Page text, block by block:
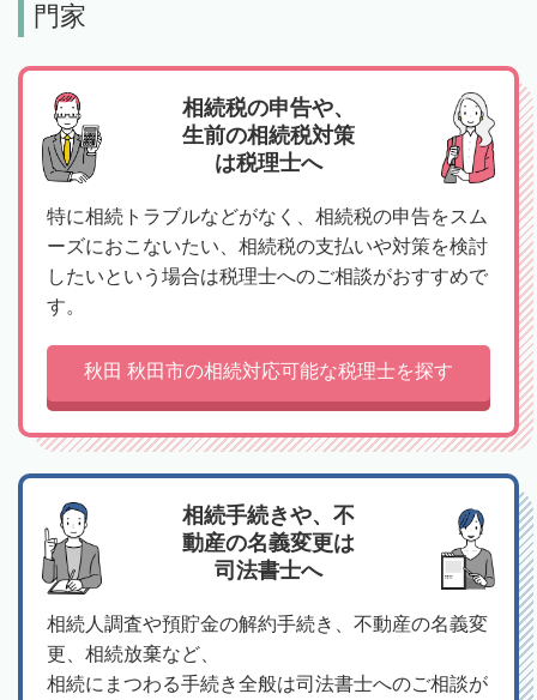
門家
相続税の申告や、
生前の相続税対策
は税理士へ
特に相続トラブルなどがなく、相続税の申告をスム
ーズにおこないたい、相続税の支払いや対策を検討
したいという場合は税理士へのご相談がおすすめで
す。
秋田 秋田市の相続対応可能な税理士を探す
相続手続きや、不
動産の名義変更は
司法書士へ
相続人調査や預貯金の解約手続き、不動産の名義変
更、相続放棄など、
相続にまつわる手続き全般は司法書士へのご相談が